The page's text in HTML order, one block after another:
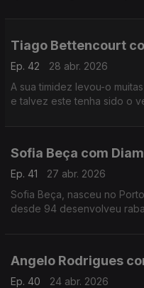
Tiago Bettencourt
Ep. 42
28 abr. 2026
A sua timidez levou-o
e talvez este tenha sido o
Sofia Beça com
Ep. 41
27 abr. 2026
Sofia Beça, nasceu no
desde 94 desenvolveu
Angelo Rodrigues
Ep. 40
24 abr. 2026